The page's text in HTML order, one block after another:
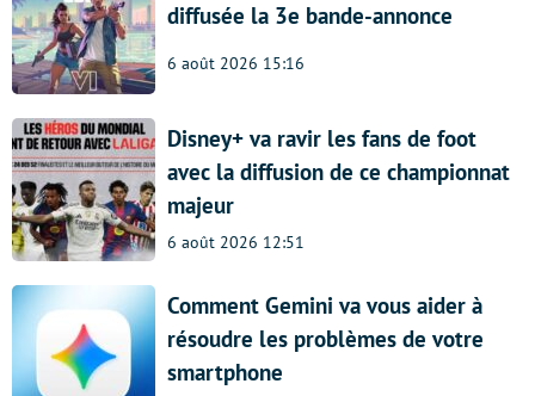
diffusée la 3e bande-annonce
6 août 2026 15:16
Disney+ va ravir les fans de foot
avec la diffusion de ce championnat
majeur
6 août 2026 12:51
Comment Gemini va vous aider à
résoudre les problèmes de votre
smartphone